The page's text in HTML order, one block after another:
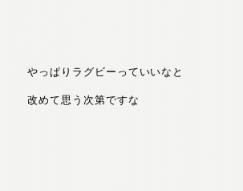
やっぱりラグビーっていいなと
改めて思う次第ですな